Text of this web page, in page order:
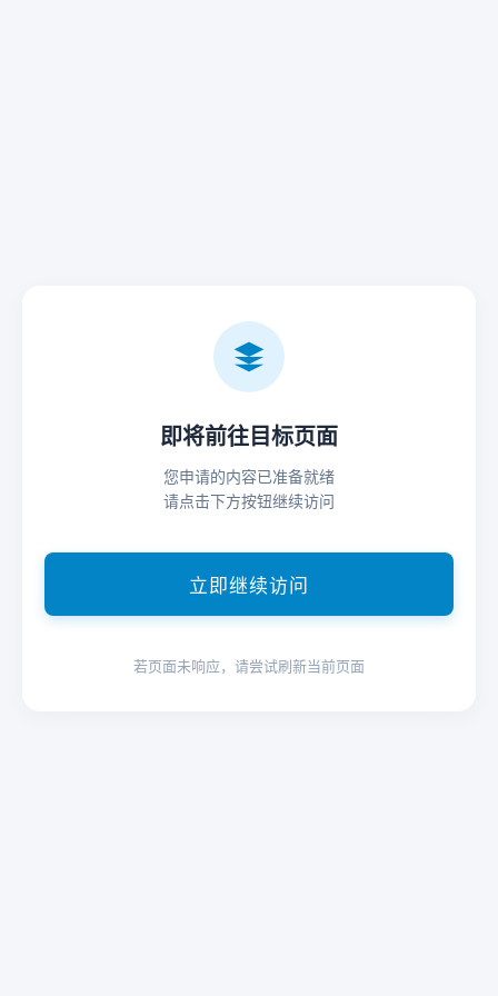
即将前往目标页面
您申请的内容已准备就绪
请点击下方按钮继续访问
立即继续访问
若页面未响应，请尝试刷新当前页面